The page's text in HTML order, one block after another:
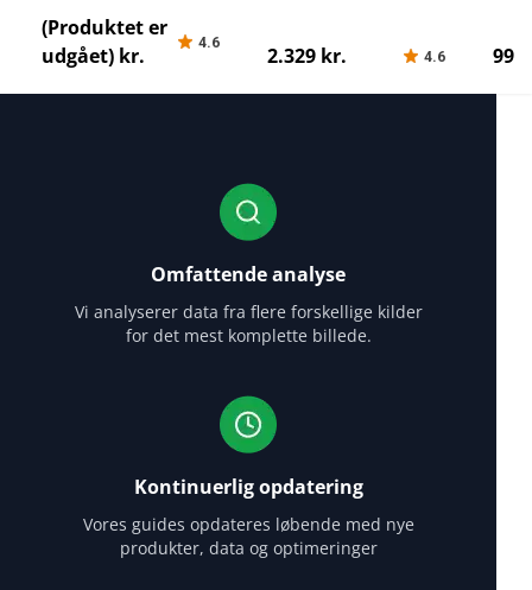
(Produktet er
udgået) kr.
4.6 2.329 kr. 4.6 991
Omfattende analyse
Vi analyserer data fra flere forskellige kilder
for det mest komplette billede.
Kontinuerlig opdatering
Vores guides opdateres løbende med nye
produkter, data og optimeringer